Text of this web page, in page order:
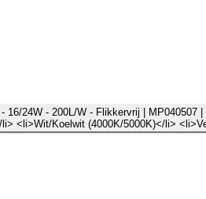
- 16/24W - 200L/W - Flikkervrij |
li> <li>Wit/Koelwit (4000K/5000K)</li>